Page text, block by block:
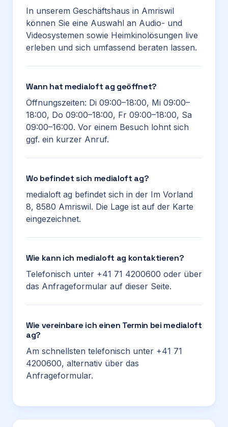
In unserem Geschäftshaus in Amriswil
können Sie eine Auswahl an Audio- und
Videosystemen sowie Heimkinolösungen live
erleben und sich umfassend beraten lassen.
Wann hat medialoft ag geöffnet?
Öffnungszeiten: Di 09:00–18:00, Mi 09:00–
18:00, Do 09:00–18:00, Fr 09:00–18:00, Sa
09:00–16:00. Vor einem Besuch lohnt sich
ggf. ein kurzer Anruf.
Wo befindet sich medialoft ag?
medialoft ag befindet sich in der Im Vorland
8, 8580 Amriswil. Die Lage ist auf der Karte
eingezeichnet.
Wie kann ich medialoft ag kontaktieren?
Telefonisch unter +41 71 4200600 oder über
das Anfrageformular auf dieser Seite.
Wie vereinbare ich einen Termin bei medialoft
ag?
Am schnellsten telefonisch unter +41 71
4200600, alternativ über das
Anfrageformular.